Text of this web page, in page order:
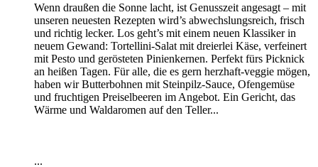
Wenn draußen die Sonne lacht, ist Genusszeit angesagt – mit
unseren neuesten Rezepten wird’s abwechslungsreich, frisch
und richtig lecker. Los geht’s mit einem neuen Klassiker in
neuem Gewand: Tortellini-Salat mit dreierlei Käse, verfeinert
mit Pesto und gerösteten Pinienkernen. Perfekt fürs Picknick
an heißen Tagen. Für alle, die es gern herzhaft-veggie mögen,
haben wir Butterbohnen mit Steinpilz-Sauce, Ofengemüse
und fruchtigen Preiselbeeren im Angebot. Ein Gericht, das
Wärme und Waldaromen auf den Teller...
...